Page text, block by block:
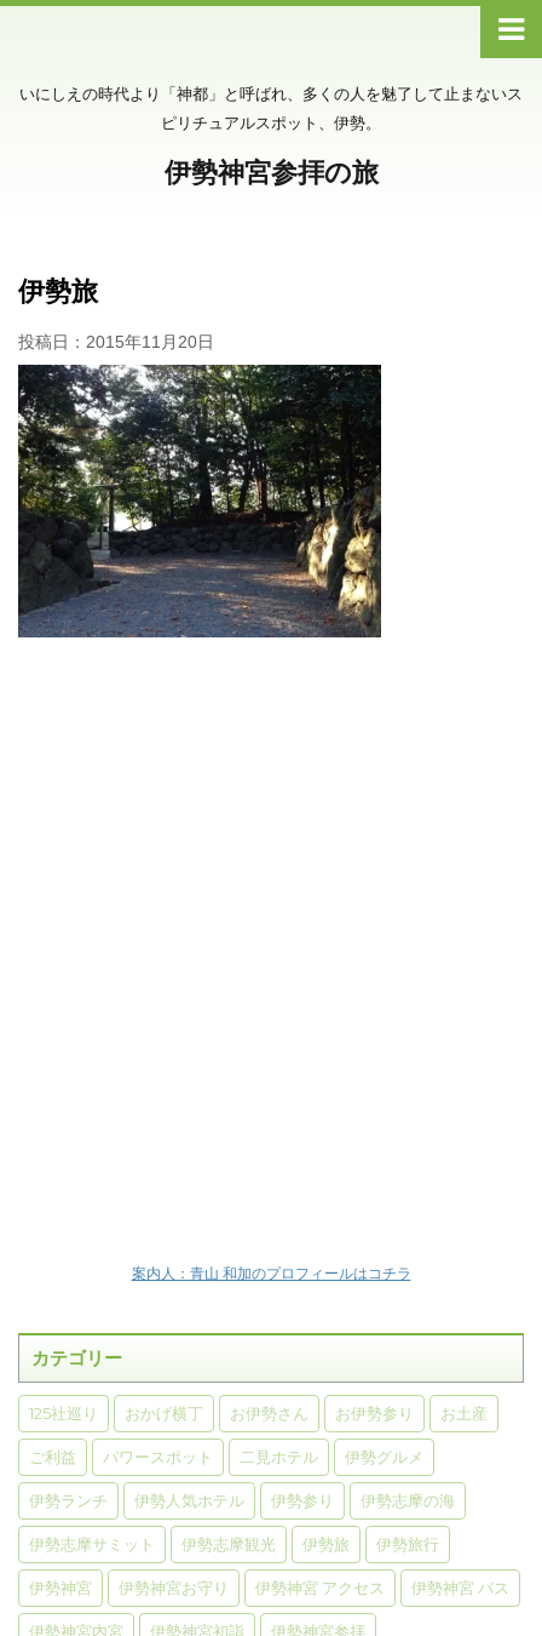
いにしえの時代より「神都」と呼ばれ、多くの人を魅了して止まないス
ピリチュアルスポット、伊勢。
伊勢神宮参拝の旅
伊勢旅
投稿日： 2015年11月20日
案内人：青山 和加のプロフィールはコチラ
カテゴリー
125社巡り おかげ横丁 お伊勢さん お伊勢参り お土産
ご利益 パワースポット 二見ホテル 伊勢グルメ
伊勢ランチ 伊勢人気ホテル 伊勢参り 伊勢志摩の海
伊勢志摩サミット 伊勢志摩観光 伊勢旅 伊勢旅行
伊勢神宮 伊勢神宮お守り 伊勢神宮 アクセス 伊勢神宮 バス
伊勢神宮内宮 伊勢神宮初詣 伊勢神宮参拝